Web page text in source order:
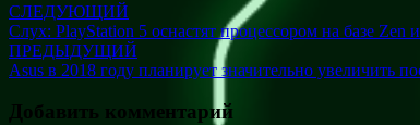
СЛЕДУЮЩИЙ
Слух: PlayStation 5 оснастят процессором на базе
ПРЕДЫДУЩИЙ
Asus в 2018 году планирует значительно увеличить
Добавить комментарий